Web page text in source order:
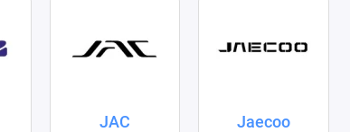
JAC Jaecoo